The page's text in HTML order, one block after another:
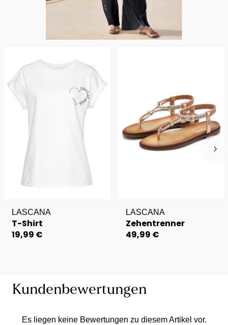
LASCANA
T-Shirt
19,99 €
LASCANA
Zehentrenner
49,99 €
Kundenbewertungen
Es liegen keine Bewertungen zu diesem Artikel vor.